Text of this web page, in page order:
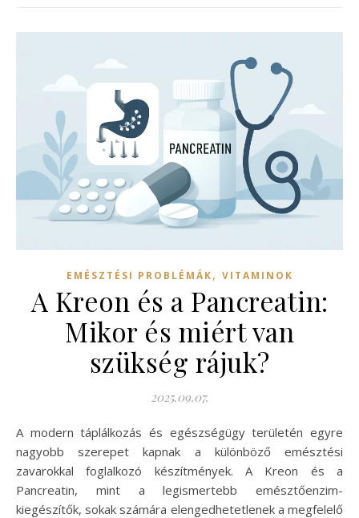
EMÉSZTÉSI PROBLÉMÁK, VITAMINOK
A Kreon és a Pancreatin:
Mikor és miért van
szükség rájuk?
2025.09.07.
A modern táplálkozás és egészségügy területén egyre
nagyobb szerepet kapnak a különböző emésztési
zavarokkal foglalkozó készítmények. A Kreon és a
Pancreatin, mint a legismertebb emésztőenzim-
kiegészítők, sokak számára elengedhetetlenek a megfelelő